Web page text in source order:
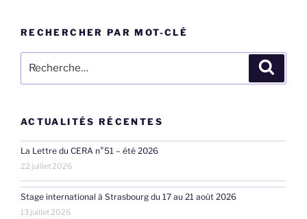
RECHERCHER PAR MOT-CLÉ
pour
ACTUALITÉS RÉCENTES
La Lettre du CERA n°51 – été 2026
22 juillet 2026
Stage international à Strasbourg du 17 au 21 août 2026
13 juillet 2026